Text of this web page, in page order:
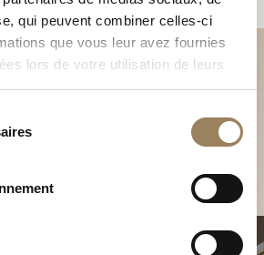
qui peuvent combiner celles-ci
que vous leur avez fournies
lors de votre utilisation de leurs
nos collections
Boutique